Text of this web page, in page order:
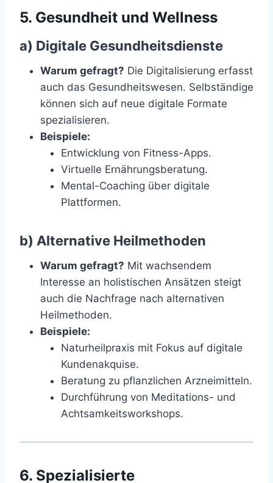
5. Gesundheit und Wellness
a) Digitale Gesundheitsdienste
Warum gefragt? Die Digitalisierung erfasst
auch das Gesundheitswesen. Selbständige
können sich auf neue digitale Formate
spezialisieren.
Beispiele:
Entwicklung von Fitness-Apps.
Virtuelle Ernährungsberatung.
Mental-Coaching über digitale
Plattformen.
b) Alternative Heilmethoden
Warum gefragt? Mit wachsendem
Interesse an holistischen Ansätzen steigt
auch die Nachfrage nach alternativen
Heilmethoden.
Beispiele:
Naturheilpraxis mit Fokus auf digitale
Kundenakquise.
Beratung zu pflanzlichen Arzneimitteln.
Durchführung von Meditations- und
Achtsamkeitsworkshops.
6. Spezialisierte